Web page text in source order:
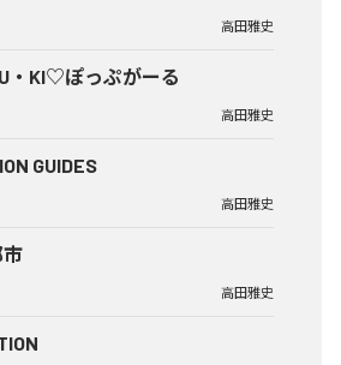
高田雅史
・KI♡ぽっぷがーる
高田雅史
GUIDES
高田雅史
高田雅史